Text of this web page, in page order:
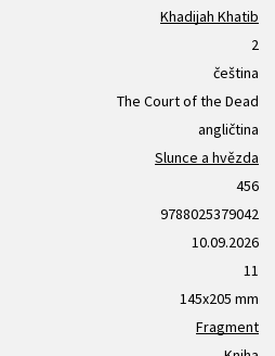
Khadijah Khatib
2
čeština
The Court of the Dead
angličtina
Slunce a hvězda
456
9788025379042
10.09.2026
11
145x205 mm
Fragment